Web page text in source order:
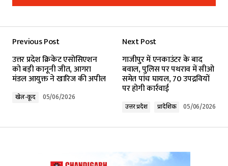
Add a comment
Required fields are marked*
Previous Post
उत्तर प्रदेश क्रिकेट एसोसिएशन
को बड़ी कानूनी जीत, आगरा
मंडल आयुक्त ने खारिज की अपील
खेल-कूद 05/06/2026
Next Post
गाजीपुर में एनकाउंटर के बाद
बवाल, पुलिस पर पथराव में सीओ
समेत पांच घायल, 70 उपद्रवियों
पर होगी कार्रवाई
उत्तर प्रदेश प्रादेशिक 05/06/2026